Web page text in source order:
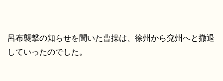
呂布襲撃の知らせを聞いた曹操は、徐州から兗州へと撤退
していったのでした。